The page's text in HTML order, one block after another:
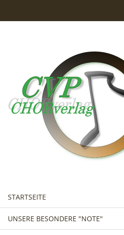
STARTSEITE
UNSERE BESONDERE "NOTE"